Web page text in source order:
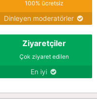
100% ücretsiz
Dinleyen moderatörler
Ziyaretçiler
Çok ziyaret edilen
En iyi